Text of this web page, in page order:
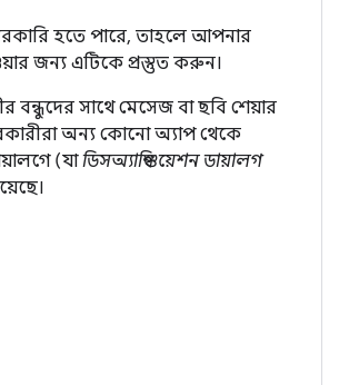
হতে পারে, তাহলে আপনার
জন্য এটিকে প্রস্তুত করুন।
সাথে মেসেজ বা ছবি শেয়ার
অন্য কোনো অ্যাপ থেকে
(যাডিসঅ্যাম্বিগুয়েশন ডায়ালগ